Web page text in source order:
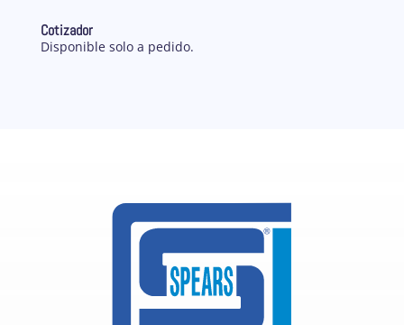
Cotizador
Disponible solo a pedido.